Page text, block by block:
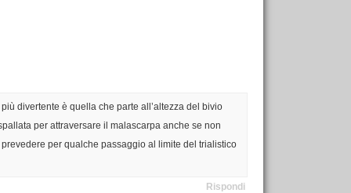
divertente è quella che parte all’altezza del bivio
per attraversare il malascarpa anche se non
per qualche passaggio al limite del trialistico
Rispondi